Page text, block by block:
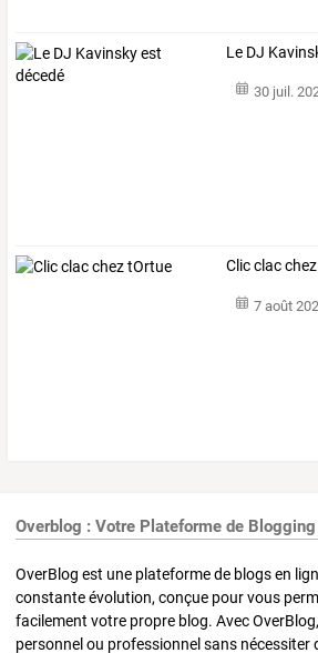
Le DJ
30 juil.
Clic clac
7 août
Overblog : Votre Plateforme de
OverBlog est une plateforme de blogs en
constante évolution, conçue pour vous
facilement votre propre blog. Avec
personnel ou professionnel sans nécessiter